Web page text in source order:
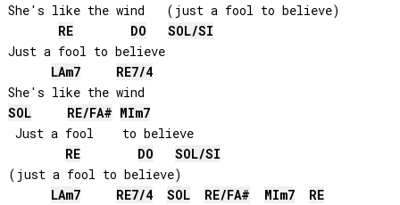
She's like the wind   (just a fool to believe)
RE
DO SOL/SI
Just a fool to believe
LAm7 RE7/4
SOL
RE/FA# MIm7
Just a fool    to believe
RE
DO SOL/SI
(just a fool to believe)
LAm7 RE7/4 SOL RE/FA# MIm7
RE